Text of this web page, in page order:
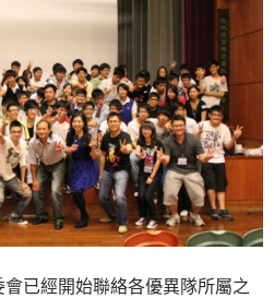
已經開始聯絡各優異隊所屬之